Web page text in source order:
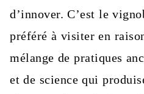
d’innover. C’est le
préféré à visiter en
mélange de pratiques
et de science qui